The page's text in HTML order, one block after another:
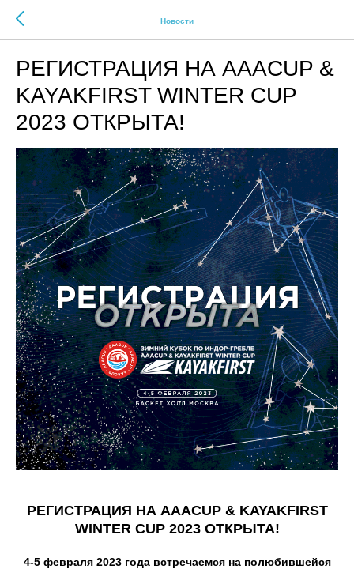
Новости
РЕГИСТРАЦИЯ НА AAACUP &
KAYAKFIRST WINTER CUP
2023 ОТКРЫТА!
РЕГИСТРАЦИЯ НА AAACUP & KAYAKFIRST
WINTER CUP 2023 ОТКРЫТА!
4-5 февраля 2023 года встречаемся на полюбившейся